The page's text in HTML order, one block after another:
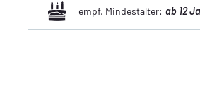
empf. Mindestalter: ab 12